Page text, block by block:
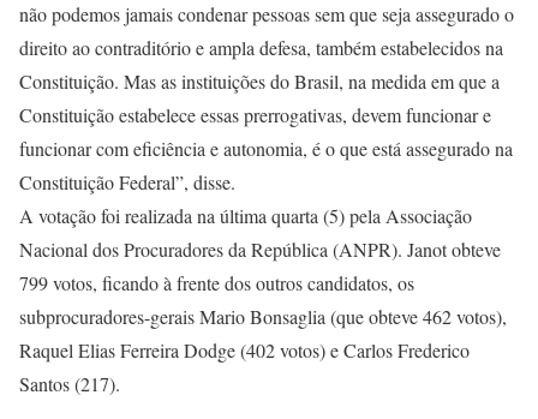
não podemos jamais condenar pessoas sem que seja assegurado o
direito ao contraditório e ampla defesa, também estabelecidos na
Constituição. Mas as instituições do Brasil, na medida em que a
Constituição estabelece essas prerrogativas, devem funcionar e
funcionar com eficiência e autonomia, é o que está assegurado na
Constituição Federal”, disse.
A votação foi realizada na última quarta (5) pela Associação
Nacional dos Procuradores da República (ANPR). Janot obteve
799 votos, ficando à frente dos outros candidatos, os
subprocuradores-gerais Mario Bonsaglia (que obteve 462 votos),
Raquel Elias Ferreira Dodge (402 votos) e Carlos Frederico
Santos (217).